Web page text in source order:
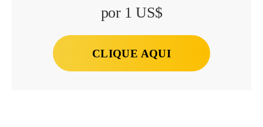
por 1 US$
CLIQUE AQUI